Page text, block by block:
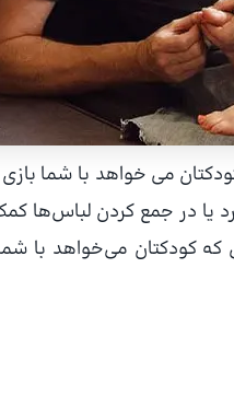
می خواهد با شما بازی
یا در جمع کردن لباس‌ها
کودکتان می‌خواهد با